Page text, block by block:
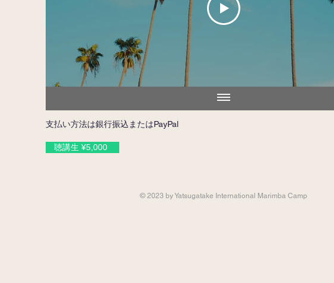
支払い方法は銀行振込またはPayPal
聴講生 ¥5,000
© 2023 by Yatsugatake International Marimba Camp